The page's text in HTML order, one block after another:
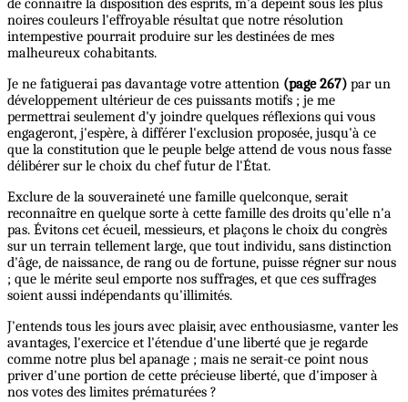
de connaître la disposition des esprits, m'a dépeint sous les plus
noires couleurs l'effroyable résultat que notre résolution
intempestive pourrait produire sur les destinées de mes
malheureux cohabitants.
Je ne fatiguerai pas davantage votre attention (page 267) par un
développement ultérieur de ces puissants motifs ; je me
permettrai seulement d'y joindre quelques réflexions qui vous
engageront, j'espère, à différer l'exclusion proposée, jusqu'à ce
que la constitution que le peuple belge attend de vous nous fasse
délibérer sur le choix du chef futur de l'État.
Exclure de la souveraineté une famille quelconque, serait
reconnaître en quelque sorte à cette famille des droits qu'elle n'a
pas. Évitons cet écueil, messieurs, et plaçons le choix du congrès
sur un terrain tellement large, que tout individu, sans distinction
d'âge, de naissance, de rang ou de fortune, puisse régner sur nous
; que le mérite seul emporte nos suffrages, et que ces suffrages
soient aussi indépendants qu'illimités.
J'entends tous les jours avec plaisir, avec enthousiasme, vanter les
avantages, l'exercice et l'étendue d'une liberté que je regarde
comme notre plus bel apanage ; mais ne serait-ce point nous
priver d'une portion de cette précieuse liberté, que d'imposer à
nos votes des limites prématurées ?